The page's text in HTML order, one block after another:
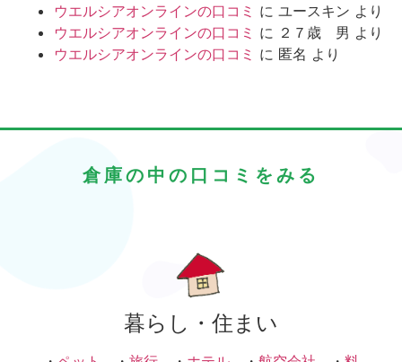
ウエルシアオンラインの口コミ に ユースキン より
ウエルシアオンラインの口コミ に ２７歳 男 より
ウエルシアオンラインの口コミ に 匿名 より
倉庫の中の口コミをみる
暮らし・住まい